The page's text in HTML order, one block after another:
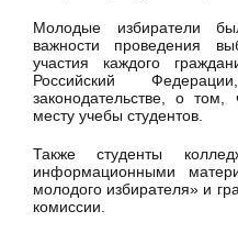
Молодые избиратели
важности проведения
участия каждого
Российский
законодательстве, о
месту учебы студентов.
Также студенты
информационными
молодого избирателя» и
комиссии.